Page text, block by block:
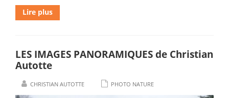
Lire plus
LES IMAGES PANORAMIQUES de Christian
Autotte
CHRISTIAN AUTOTTE PHOTO NATURE